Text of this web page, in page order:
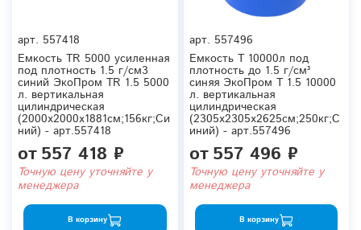
арт. 557418
Емкость TR 5000 усиленная
под плотность 1.5 г/см3
синий ЭкоПром TR 1.5 5000
л. вертикальная
цилиндрическая
(2000x2000x1881см;156кг;Си
ний) - арт.557418
от557 418 ₽
Точную цену уточняйте у
менеджера
В корзину
арт. 557496
Емкость T 10000л под
плотность до 1.5 г/см³
синяя ЭкоПром T 1.5 10000
л. вертикальная
цилиндрическая
(2305x2305x2625см;250кг;С
иний) - арт.557496
от557 496 ₽
Точную цену уточняйте у
менеджера
В корзину